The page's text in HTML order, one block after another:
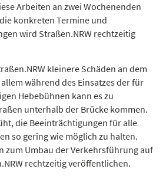
Arbeiten an zwei Wochenenden
konkreten Termine und
wird Straßen.NRW rechtzeitig
kleinere Schäden an dem
während des Einsatzes der für
Hebebühnen kann es zu
unterhalb der Brücke kommen.
die Beeinträchtigungen für alle
so gering wie möglich zu halten.
zum Umbau der Verkehrsführung auf
rechtzeitig veröffentlichen.